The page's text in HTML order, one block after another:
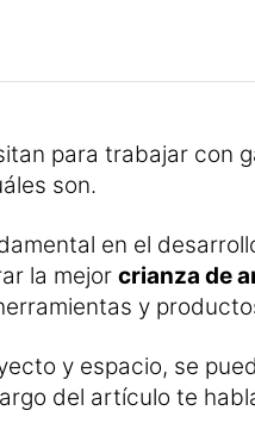
para trabajar con
son.
en el
la mejor crianza de
y
y espacio, se
del artículo te